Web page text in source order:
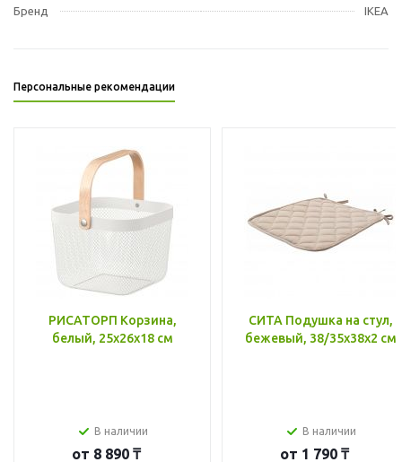
Бренд IKEA
Персональные рекомендации
РИСАТОРП Корзина,
белый, 25x26x18 см
В наличии
от 8 890 ₸
СИТА Подушка на стул,
бежевый, 38/35x38x2 см
В наличии
от 1 790 ₸